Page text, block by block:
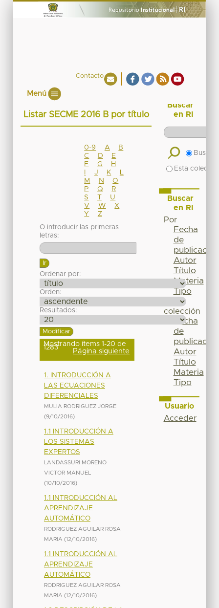
Contacto
Menú
Listar SECME 2016 B por título
0-9 A
B
C
D
E
F
G
H
J K
M
N
O
P
Q
R
S
T
U
V
W
X
Y
Z
O introducir las primeras
letras:
Ordenar por:
Orden:
Resultados:
Mostrando ítems 1-20 de
1283 Página siguiente
1. INTRODUCCIÓN A
LAS ECUACIONES
DIFERENCIALES
MULIA RODRIGUEZ JORGE
(9/10/2016)
1.1 INTRODUCCIÓN A
LOS SISTEMAS
EXPERTOS
LANDASSURI MORENO
VICTOR MANUEL
(10/10/2016)
1.1 INTRODUCCIÓN AL
APRENDIZAJE
AUTOMÁTICO
RODRIGUEZ AGUILAR ROSA
MARIA (12/10/2016)
1.1 INTRODUCCIÓN AL
APRENDIZAJE
AUTOMÁTICO
RODRIGUEZ AGUILAR ROSA
MARIA (12/10/2016)
Buscar
en RI
Buscar
Esta
Buscar
en RI
Por
Fecha
de
publicación
Autor
Título
Materia
Tipo
colección
Fecha
de
publicación
Autor
Título
Materia
Tipo
Usuario
Acceder